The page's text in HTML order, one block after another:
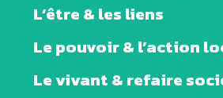
L’être & les liens
Le pouvoir & l’action
Le vivant & refaire